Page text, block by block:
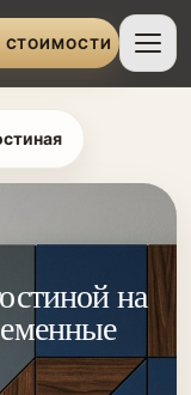
СТОИМОСТИ
на